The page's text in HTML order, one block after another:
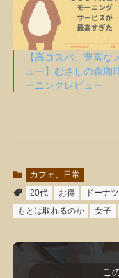
【高コスパ、豊富な
ュー】むさしの森珈
ーニングレビュー
カフェ、日常
20代
お得 ドーナ
もとは取れるのか
女子
こ